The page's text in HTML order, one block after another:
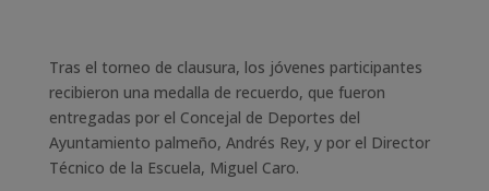
Tras el torneo de clausura, los jóvenes participantes
recibieron una medalla de recuerdo, que fueron
entregadas por el Concejal de Deportes del
Ayuntamiento palmeño, Andrés Rey, y por el Director
Técnico de la Escuela, Miguel Caro.